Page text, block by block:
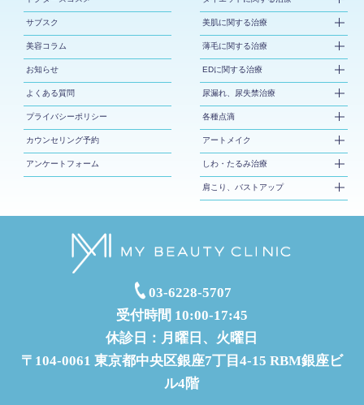
サブスク
美容コラム
お知らせ
よくある質問
プライバシーポリシー
カウンセリング予約
アンケートフォーム
美肌に関する治療
薄毛に関する治療
EDに関する治療
尿漏れ、尿失禁治療
各種点滴
アートメイク
しわ・たるみ治療
肩こり、バストアップ
03-6228-5707
受付時間 10:00-17:45
休診日：月曜日、火曜日
〒104-0061 東京都中央区銀座7丁目4-15 RBM銀座ビ
ル4階